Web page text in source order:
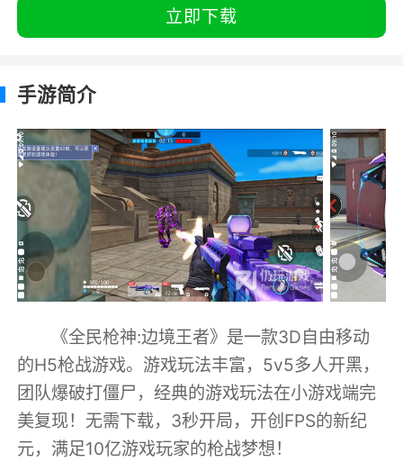
立即下载
手游简介
《全民枪神:边境王者》是一款3D自由移动
的H5枪战游戏。游戏玩法丰富，5v5多人开黑，
团队爆破打僵尸，经典的游戏玩法在小游戏端完
美复现！无需下载，3秒开局，开创FPS的新纪
元，满足10亿游戏玩家的枪战梦想！